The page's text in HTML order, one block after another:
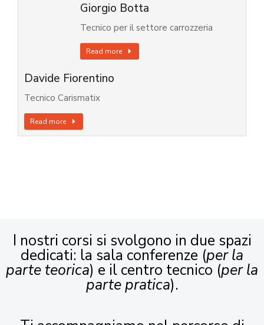
Giorgio Botta
Tecnico per il settore carrozzeria
Read more
Davide Fiorentino
Tecnico Carismatix
Read more
I nostri corsi si svolgono in due spazi
dedicati: la sala conferenze (per la
parte teorica) e il centro tecnico (per la
parte pratica).